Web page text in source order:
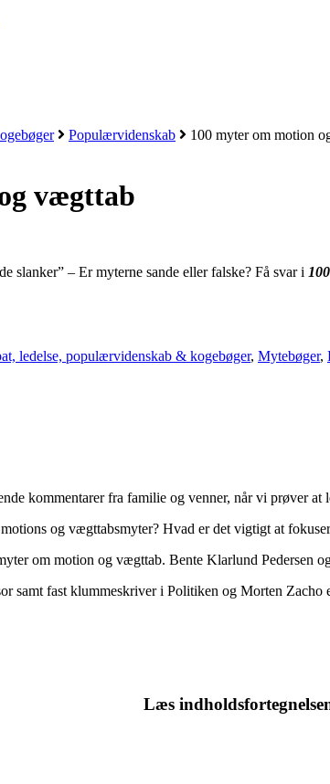
Populærvidenskab 100 myter om motion
vægttab
slanker” – Er myterne sande eller falske? Få svar i
ledelse, populærvidenskab & kogebøger, Mytebøger,
kommentarer fra familie og venner, når vi prøver at
og vægttabsmyter? Hvad er det vigtigt at
om motion og vægttab. Bente Klarlund Pedersen
samt fast klummeskriver i Politiken og Morten
Læs